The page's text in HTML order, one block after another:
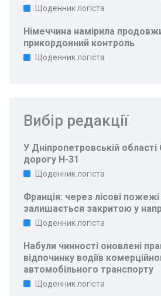
Щоденник логіста
Німеччина намірила
прикордонний контроль
Щоденник логіста
Вибір редакції
У Дніпропетровській
дорогу Н-31
Щоденник логіста
Франція: через лісові
залишається закритою у
Щоденник логіста
Набули чинності оновлені
відпочинку водіїв
автомобільного транспорту
Щоденник логіста